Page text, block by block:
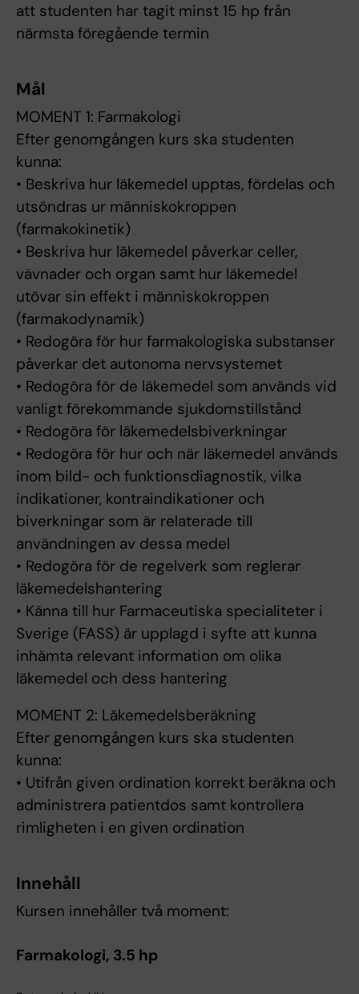
att studenten har tagit minst 15 hp från
närmsta föregående termin
Mål
MOMENT 1: Farmakologi
Efter genomgången kurs ska studenten
kunna:
• Beskriva hur läkemedel upptas, fördelas och
utsöndras ur människokroppen
(farmakokinetik)
• Beskriva hur läkemedel påverkar celler,
vävnader och organ samt hur läkemedel
utövar sin effekt i människokroppen
(farmakodynamik)
• Redogöra för hur farmakologiska substanser
påverkar det autonoma nervsystemet
• Redogöra för de läkemedel som används vid
vanligt förekommande sjukdomstillstånd
• Redogöra för läkemedelsbiverkningar
• Redogöra för hur och när läkemedel används
inom bild- och funktionsdiagnostik, vilka
indikationer, kontraindikationer och
biverkningar som är relaterade till
användningen av dessa medel
• Redogöra för de regelverk som reglerar
läkemedelshantering
• Känna till hur Farmaceutiska specialiteter i
Sverige (FASS) är upplagd i syfte att kunna
inhämta relevant information om olika
läkemedel och dess hantering
MOMENT 2: Läkemedelsberäkning
Efter genomgången kurs ska studenten
kunna:
• Utifrån given ordination korrekt beräkna och
administrera patientdos samt kontrollera
rimligheten i en given ordination
Innehåll
Kursen innehåller två moment:
Farmakologi, 3.5 hp